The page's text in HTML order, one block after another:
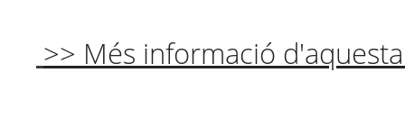
>> Més informació